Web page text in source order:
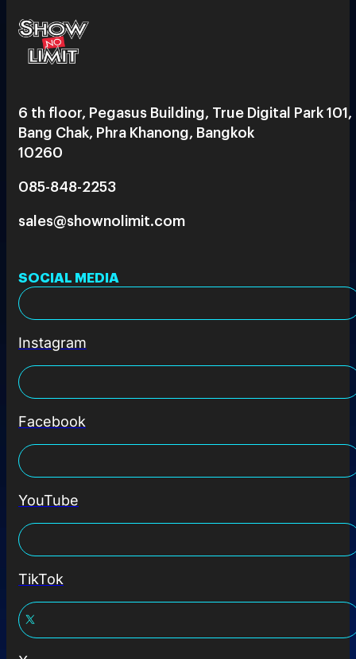
6 th floor, Pegasus Building, True Digital Park 101,
Bang Chak, Phra Khanong, Bangkok
10260
085-848-2253
sales@shownolimit.com
SOCIAL MEDIA
Instagram
Facebook
YouTube
TikTok